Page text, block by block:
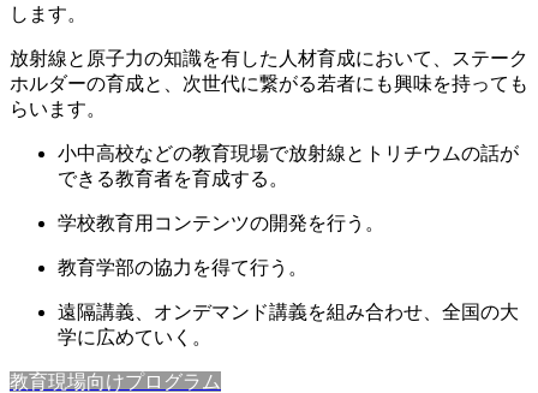
します。
放射線と原子力の知識を有した人材育成において、ステーク
ホルダーの育成と、次世代に繋がる若者にも興味を持っても
らいます。
小中高校などの教育現場で放射線とトリチウムの話が
できる教育者を育成する。
学校教育用コンテンツの開発を行う。
教育学部の協力を得て行う。
遠隔講義、オンデマンド講義を組み合わせ、全国の大
学に広めていく。
教育現場向けプログラム